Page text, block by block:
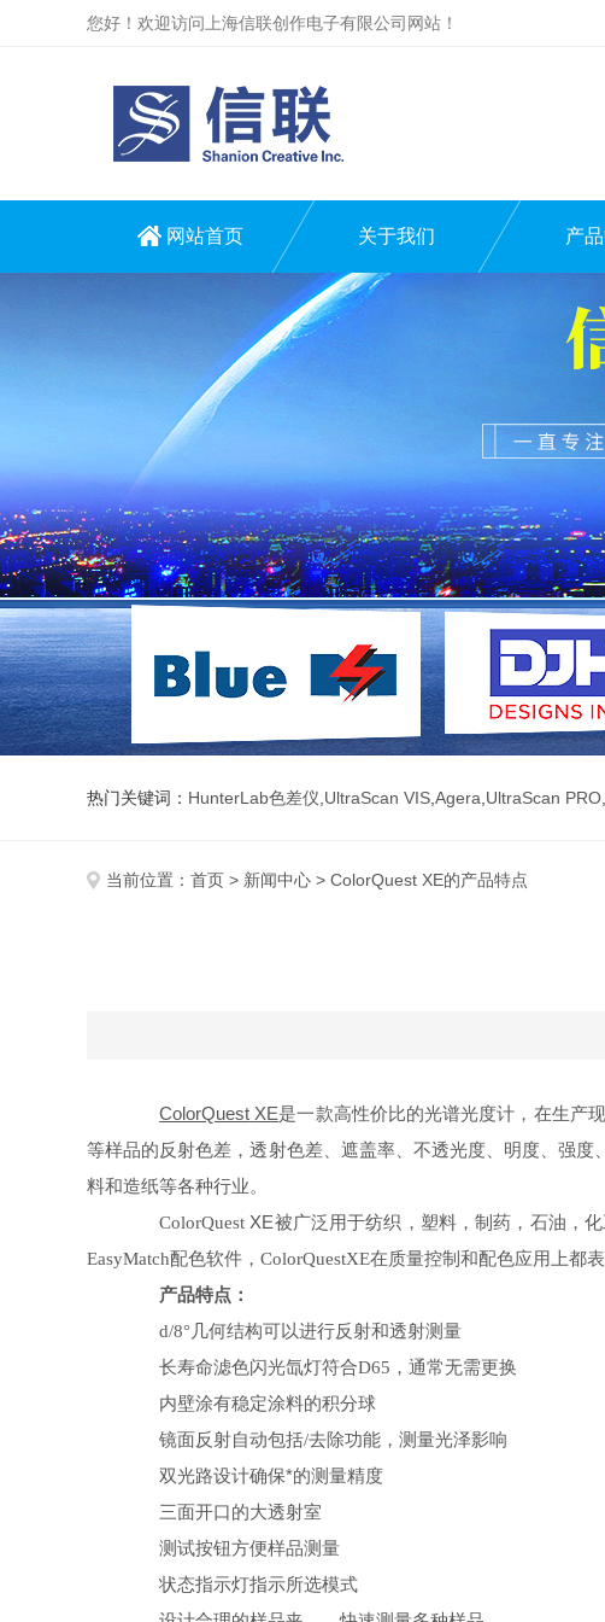
您好！欢迎访问上海信联创作电子有限公司网站！
网站首页 关于我们 产
热门关键词： HunterLab色差仪 UltraScan VIS Agera UltraScan PRO
当前位置： 首页 > 新闻中心 > ColorQuest XE的产品特点
ColorQuest XE是一款高性价比的光谱光度计，在生产
等样品的反射色差，透射色差、遮盖率、不透光度、明度、强度、
料和造纸等各种行业。
ColorQuest XE被广泛用于纺织，塑料，制药，石油，
EasyMatch配色软件， ColorQuestXE在质量控制和配色应用上都
产品特点：
d/8°几何结构可以进行反射和透射测量
长寿命滤色闪光氙灯符合D65 ，通常无需更换
内壁涂有稳定涂料的积分球
镜面反射自动包括/去除功能，测量光泽影响
双光路设计确保*的测量精度
三面开口的大透射室
测试按钮方便样品测量
状态指示灯指示所选模式